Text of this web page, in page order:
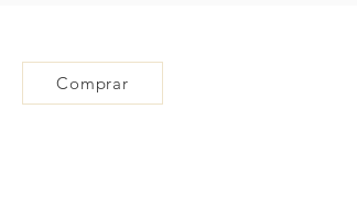
Comprar